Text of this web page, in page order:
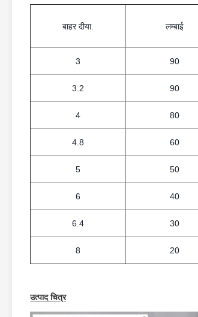
बाहर दीया. लम्बाई
3 90
3.2 90
4 80
4.8 60
5 50
6 40
6.4 30
8 20
उत्पाद चित्र